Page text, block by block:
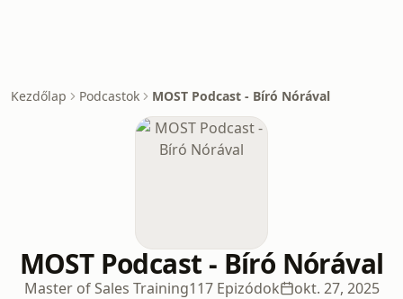
Kezdőlap Podcastok MOST Podcast - Bíró Nórával
MOST Podcast - Bíró Nórával
Master of Sales Training117 Epizódok okt. 27, 2025